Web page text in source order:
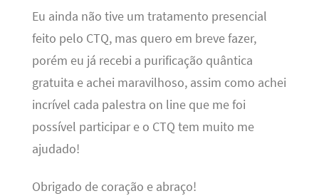
Eu ainda não tive um tratamento presencial
feito pelo CTQ, mas quero em breve fazer,
porém eu já recebi a purificação quântica
gratuita e achei maravilhoso, assim como achei
incrível cada palestra on line que me foi
possível participar e o CTQ tem muito me
ajudado!
Obrigado de coração e abraço!